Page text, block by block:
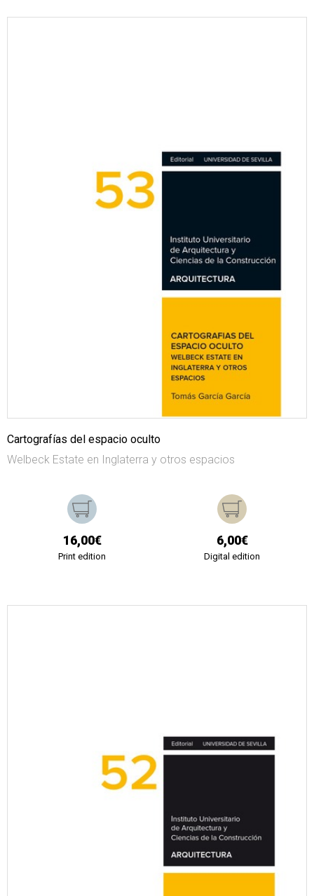
Cartografías del espacio oculto
Welbeck Estate en Inglaterra y otros espacios
16,00€
Print edition
6,00€
Digital edition